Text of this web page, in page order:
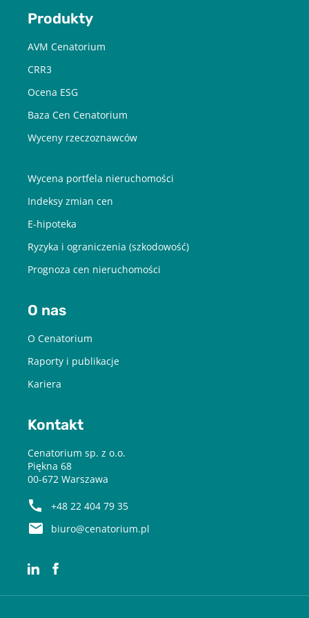
Produkty
AVM Cenatorium
CRR3
Ocena ESG
Baza Cen Cenatorium
Wyceny rzeczoznawców
Wycena portfela nieruchomości
Indeksy zmian cen
E-hipoteka
Ryzyka i ograniczenia (szkodowość)
Prognoza cen nieruchomości
O nas
O Cenatorium
Raporty i publikacje
Kariera
Kontakt
Cenatorium sp. z o.o.
Piękna 68
00-672 Warszawa
+48 22 404 79 35
biuro@cenatorium.pl